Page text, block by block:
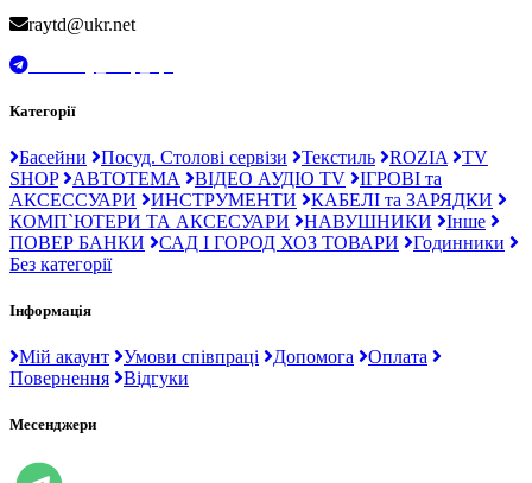
raytd@ukr.net
Категорії
Басейни Посуд. Столові сервізи Текстиль ROZIA
TV
SHOP
АВТОТЕМА ВІДЕО АУДІО TV
ІГРОВІ та
АКСЕССУАРИ
ИНСТРУМЕНТИ
КАБЕЛІ та ЗАРЯДКИ
КОМП`ЮТЕРИ ТА АКСЕСУАРИ
НАВУШНИКИ
Інше
ПОВЕР БАНКИ
САД І ГОРОД ХОЗ ТОВАРИ
Годинники
Без категорії
Інформація
Мій акаунт Умови співпраці Допомога
Оплата
Повернення
Відгуки
Месенджери